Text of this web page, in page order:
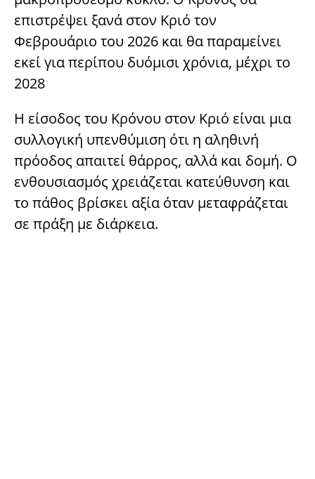
επιστρέψει ξανά στον Κριό τον
Φεβρουάριο του 2026 και θα παραμείνει
εκεί για περίπου δυόμισι χρόνια, μέχρι το
2028
Η είσοδος του Κρόνου στον Κριό είναι μια
συλλογική υπενθύμιση ότι η αληθινή
πρόοδος απαιτεί θάρρος, αλλά και δομή. Ο
ενθουσιασμός χρειάζεται κατεύθυνση και
το πάθος βρίσκει αξία όταν μεταφράζεται
σε πράξη με διάρκεια.